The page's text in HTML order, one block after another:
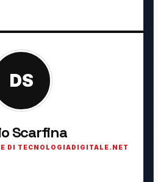
DS
Scarfina
DI TECNOLOGIADIGITALE.NET